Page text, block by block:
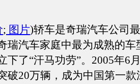
; 图片)轿车是奇瑞汽车公司
瑞汽车家庭中最为成熟的车
下了“汗马功劳”。2005年6
破20万辆，成为中国第一